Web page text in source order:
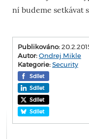
ní budeme setkávat
Publikováno:
Autor:Ondrej Mikle
Kategorie:Security
Sdílet
Sdílet
Sdílet
Sdílet